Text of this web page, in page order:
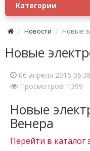
Категории
Новости Новые
Новые
06 апреля 2016
Просмотров: 1399
Новые
Венера
Перейти в каталог